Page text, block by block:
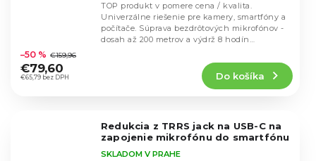
hodnotenie
produktu
je
€65,79 bez DPH
–50 % €159,96
€79,60
Do košíka
TOP produkt v pomere cena / kvalita.
Univerzálne riešenie pre kamery, smartfóny a
počítače. Súprava bezdrôtových mikrofónov -
dosah až 200 metrov a výdrž 8 hodín
Redukcia z TRRS jack na USB-C na
zapojenie mikrofónu do smartfónu
SKLADOM V PRAHE